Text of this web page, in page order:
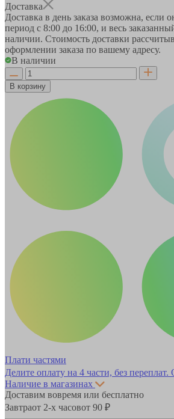
Доставка
Доставка в день заказа возможна, если
период с 8:00 до 16:00, и весь
наличии. Стоимость доставки
оформлении заказа по вашему адресу.
В наличии
В корзину
Плати частями
Делите оплату на 4 части, без переплат.
Наличие в магазинах
Доставим вовремя или бесплатно
Завтраот 2-х часовот 90 ₽